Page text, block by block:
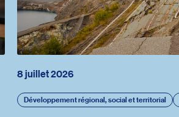
8 juillet 2026
Développement régional, social et territorial